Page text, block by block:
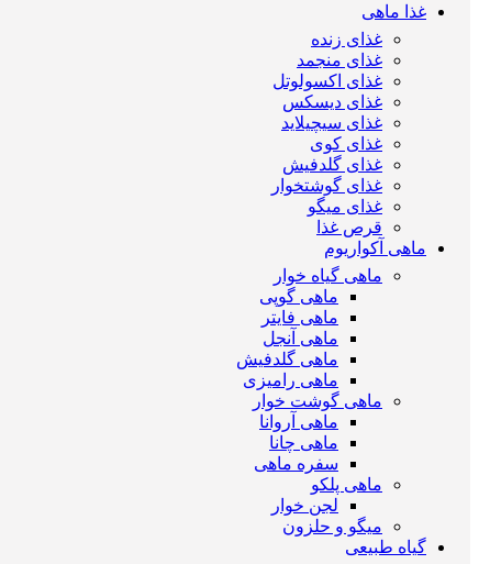
غذا ماهی
غذای زنده
غذای منجمد
غذای اکسولوتل
غذای دیسکس
غذای سیچیلاید
غذای کوی
غذای گلدفیش
غذای گوشتخوار
غذای میگو
قرص غذا
ماهی آکواریوم
ماهی گیاه خوار
ماهی گوپی
ماهی فایتر
ماهی آنجل
ماهی گلدفیش
ماهی رامیزی
ماهی گوشت خوار
ماهی آروانا
ماهی چانا
سفره ماهی
ماهی پلکو
لجن خوار
میگو و حلزون
گیاه طبیعی